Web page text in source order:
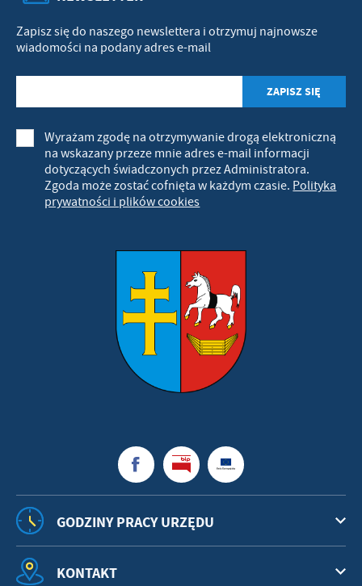
Zapisz się do naszego newslettera i otrzymuj najnowsze
wiadomości na podany adres e-mail
Wyrażam zgodę na otrzymywanie drogą elektroniczną
na wskazany przeze mnie adres e-mail informacji
dotyczących świadczonych przez Administratora.
Zgoda może zostać cofnięta w każdym czasie. Polityka
prywatności i plików cookies
GODZINY PRACY URZĘDU
KONTAKT